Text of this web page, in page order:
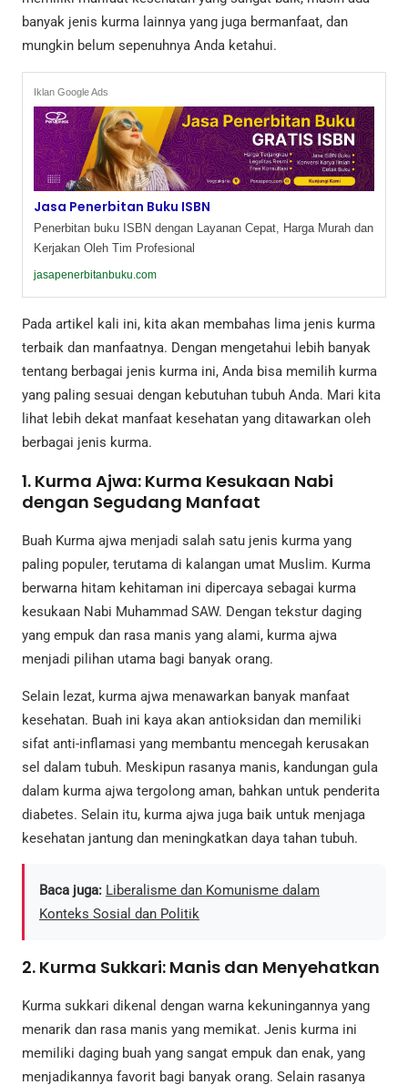
banyak jenis kurma lainnya yang juga bermanfaat, dan
mungkin belum sepenuhnya Anda ketahui.
Iklan Google Ads
Jasa Penerbitan Buku ISBN
Penerbitan buku ISBN dengan Layanan Cepat, Harga Murah dan
Kerjakan Oleh Tim Profesional
jasapenerbitanbuku.com
Pada artikel kali ini, kita akan membahas lima jenis kurma
terbaik dan manfaatnya. Dengan mengetahui lebih banyak
tentang berbagai jenis kurma ini, Anda bisa memilih kurma
yang paling sesuai dengan kebutuhan tubuh Anda. Mari kita
lihat lebih dekat manfaat kesehatan yang ditawarkan oleh
berbagai jenis kurma.
1. Kurma Ajwa: Kurma Kesukaan Nabi
dengan Segudang Manfaat
Buah Kurma ajwa menjadi salah satu jenis kurma yang
paling populer, terutama di kalangan umat Muslim. Kurma
berwarna hitam kehitaman ini dipercaya sebagai kurma
kesukaan Nabi Muhammad SAW. Dengan tekstur daging
yang empuk dan rasa manis yang alami, kurma ajwa
menjadi pilihan utama bagi banyak orang.
Selain lezat, kurma ajwa menawarkan banyak manfaat
kesehatan. Buah ini kaya akan antioksidan dan memiliki
sifat anti-inflamasi yang membantu mencegah kerusakan
sel dalam tubuh. Meskipun rasanya manis, kandungan gula
dalam kurma ajwa tergolong aman, bahkan untuk penderita
diabetes. Selain itu, kurma ajwa juga baik untuk menjaga
kesehatan jantung dan meningkatkan daya tahan tubuh.
Baca juga: Liberalisme dan Komunisme dalam
Konteks Sosial dan Politik
2. Kurma Sukkari: Manis dan Menyehatkan
Kurma sukkari dikenal dengan warna kekuningannya yang
menarik dan rasa manis yang memikat. Jenis kurma ini
memiliki daging buah yang sangat empuk dan enak, yang
menjadikannya favorit bagi banyak orang. Selain rasanya